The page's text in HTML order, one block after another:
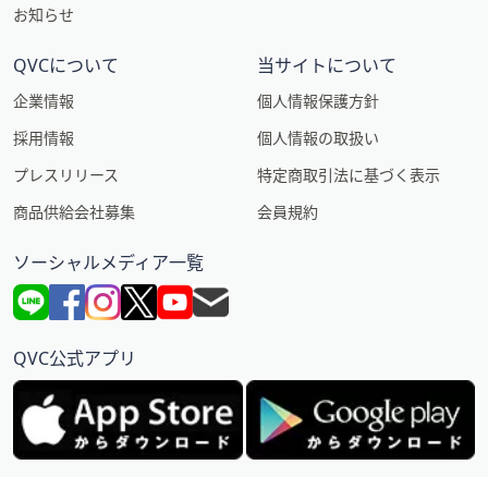
お知らせ
QVCについて
企業情報
採用情報
プレスリリース
商品供給会社募集
当サイトについて
個人情報保護方針
個人情報の取扱い
特定商取引法に基づく表示
会員規約
ソーシャルメディア一覧
QVC公式アプリ